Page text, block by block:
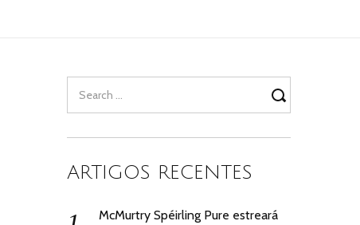
for:
ARTIGOS RECENTES
McMurtry Spéirling Pure estreará